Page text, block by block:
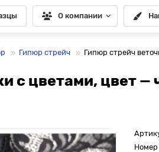
О компании
Гипюр стрейч Гипюр стрейч
с цветами, цвет —